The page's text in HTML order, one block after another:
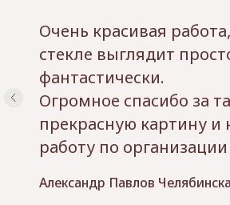
Очень красивая
стекле выглядит
фантастически.
Огромное спасибо за
прекрасную картину и
работу по
Александр Павлов